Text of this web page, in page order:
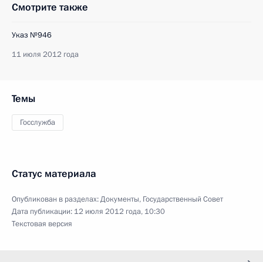
Смотрите также
Указ №946
11 июля 2012 года
Темы
Госслужба
Статус материала
Опубликован в разделах:Документы, Государственный Совет
Дата публикации: 12 июля 2012 года, 10:30
Текстовая версия